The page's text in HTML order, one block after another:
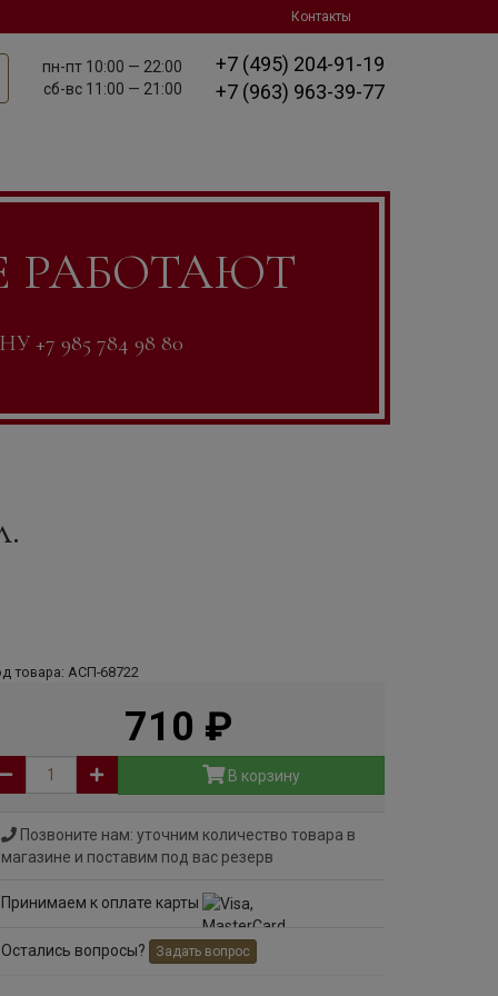
Контакты
пн-пт 10:00 — 22:00
сб-вс 11:00 — 21:00
+7 (495) 204-91-19
+7 (963) 963-39-77
РАБОТАЮТ
985 784 98 80
товара: АСП-68722
710
В корзину
Позвоните нам: уточним количество товара в
магазине и поставим под вас резерв
Принимаем к оплате карты
Остались вопросы? Задать вопрос